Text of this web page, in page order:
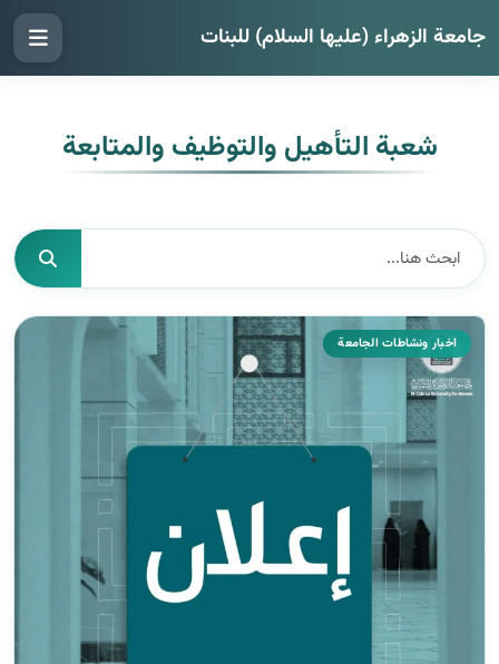
جامعة الزهراء (عليها السلام) للبنات
شعبة التأهيل والتوظيف والمتابعة
اخبار ونشاطات الجامعة